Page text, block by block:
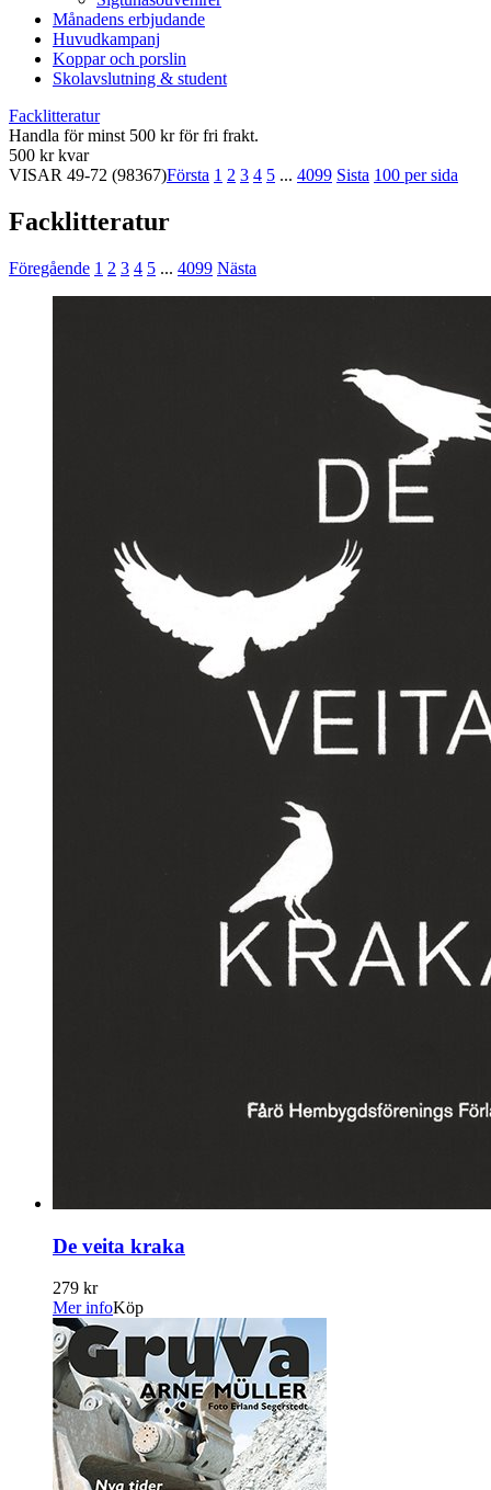
Månadens erbjudande
Huvudkampanj
Koppar och porslin
Skolavslutning & student
Facklitteratur
Handla för minst 500 kr för fri frakt.
500 kr kvar
VISAR 49-72 (98367)Första 1 2 3 4 5 ... 4099 Sista 100 per sida
Facklitteratur
Föregående 1 2 3 4 5 ... 4099 Nästa
De veita kraka
279 kr
Mer infoKöp